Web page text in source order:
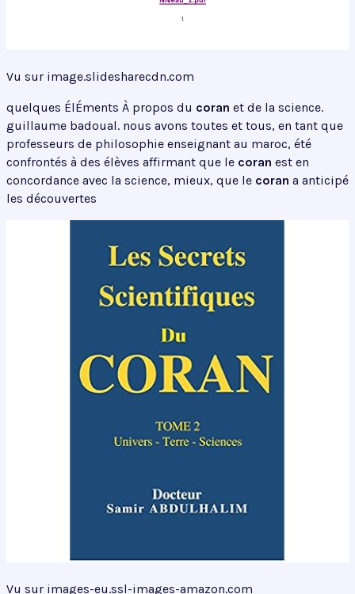
Vu sur image.slidesharecdn.com
quelques ÉlÉments À propos du coran et de la science.
guillaume badoual. nous avons toutes et tous, en tant que
professeurs de philosophie enseignant au maroc, été
confrontés à des élèves affirmant que le coran est en
concordance avec la science, mieux, que le coran a anticipé
les découvertes
Vu sur images-eu.ssl-images-amazon.com